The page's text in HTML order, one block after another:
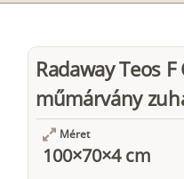
Radaway Teos
műmárvány
Méret
100×70×4 cm